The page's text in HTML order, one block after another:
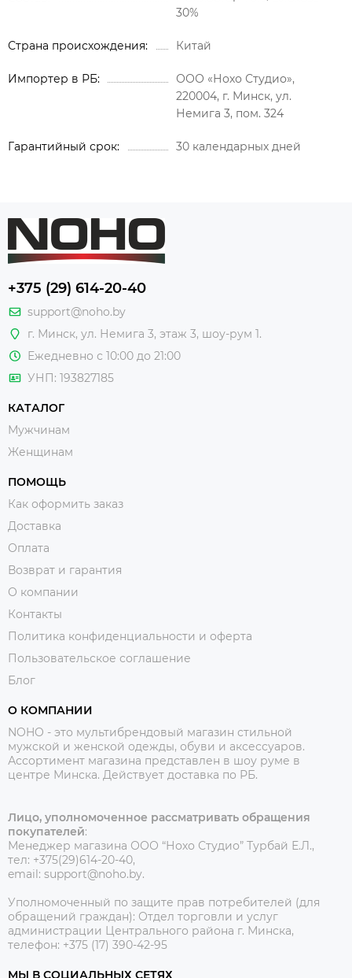
30%
Страна происхождения Китай
Импортер в РБ
ООО «Нохо Студио»,
220004, г. Минск, ул.
Немига 3, пом. 324
Гарантийный срок 30 календарных дней
+375 (29) 614-20-40
support@noho.by
г. Минск, ул. Немига 3, этаж 3, шоу-рум 1.
Ежедневно с 10:00 до 21:00
УНП: 193827185
КАТАЛОГ
Мужчинам
Женщинам
ПОМОЩЬ
Как оформить заказ
Доставка
Оплата
Возврат и гарантия
О компании
Контакты
Политика конфиденциальности и оферта
Пользовательское соглашение
Блог
О КОМПАНИИ
NOHO - это мультибрендовый магазин стильной
мужской и женской одежды, обуви и аксессуаров.
Ассортимент магазина представлен в шоу руме в
центре Минска. Действует доставка по РБ.
Лицо, уполномоченное рассматривать обращения
покупателей:
Менеджер магазина ООО “Нохо Студио” Турбай Е.Л.,
тел: +375(29)614-20-40,
email: support@noho.by.
Уполномоченный по защите прав потребителей (для
обращений граждан): Отдел торговли и услуг
администрации Центрального района г. Минска,
телефон: +375 (17) 390-42-95
МЫ В СОЦИАЛЬНЫХ СЕТЯХ